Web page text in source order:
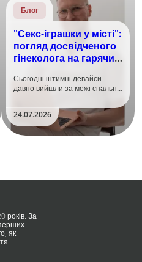
Блог
"Секс-іграшки у місті":
погляд досвідченого
гінеколога на гарячий
Сьогодні інтимні девайси
давно вийшли за межі спальні.
безшумні моторчики та
стильний дизайн перетворили
їх на гаджет, який багато хто
використовує, тестує у
24.07.2026
років. За
як